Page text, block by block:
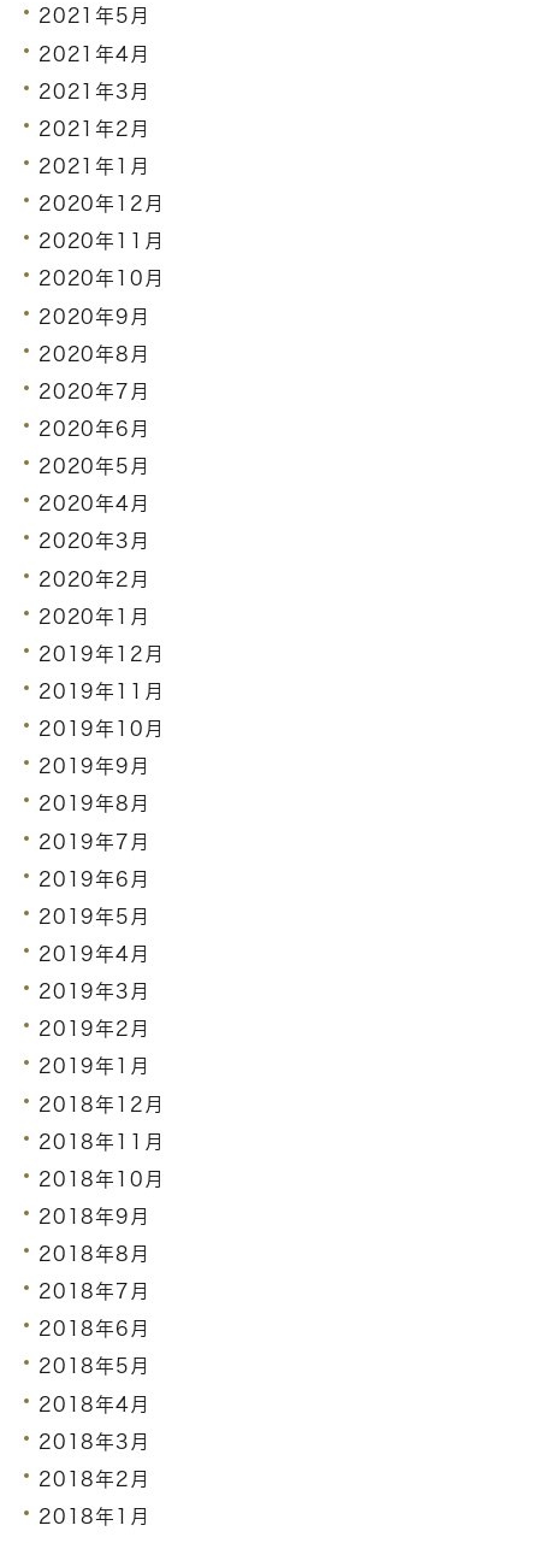
2021年5月
2021年4月
2021年3月
2021年2月
2021年1月
2020年12月
2020年11月
2020年10月
2020年9月
2020年8月
2020年7月
2020年6月
2020年5月
2020年4月
2020年3月
2020年2月
2020年1月
2019年12月
2019年11月
2019年10月
2019年9月
2019年8月
2019年7月
2019年6月
2019年5月
2019年4月
2019年3月
2019年2月
2019年1月
2018年12月
2018年11月
2018年10月
2018年9月
2018年8月
2018年7月
2018年6月
2018年5月
2018年4月
2018年3月
2018年2月
2018年1月